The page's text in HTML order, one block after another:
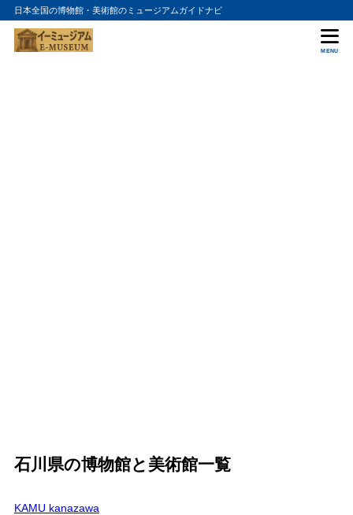
日本全国の博物館・美術館のミュージアムガイドナビ
MENU
石川県の博物館と美術館一覧
KAMU kanazawa